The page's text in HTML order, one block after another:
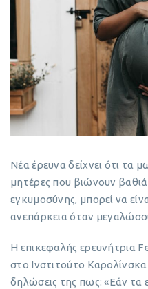
Νέα έρευνα δείχνει ότι τα
μητέρες που βιώνουν
εγκυμοσύνης, μπορεί να
ανεπάρκεια όταν
Η επικεφαλής ερευνήτρια
στο Ινστιτούτο
δηλώσεις της πως: «Εάν τα